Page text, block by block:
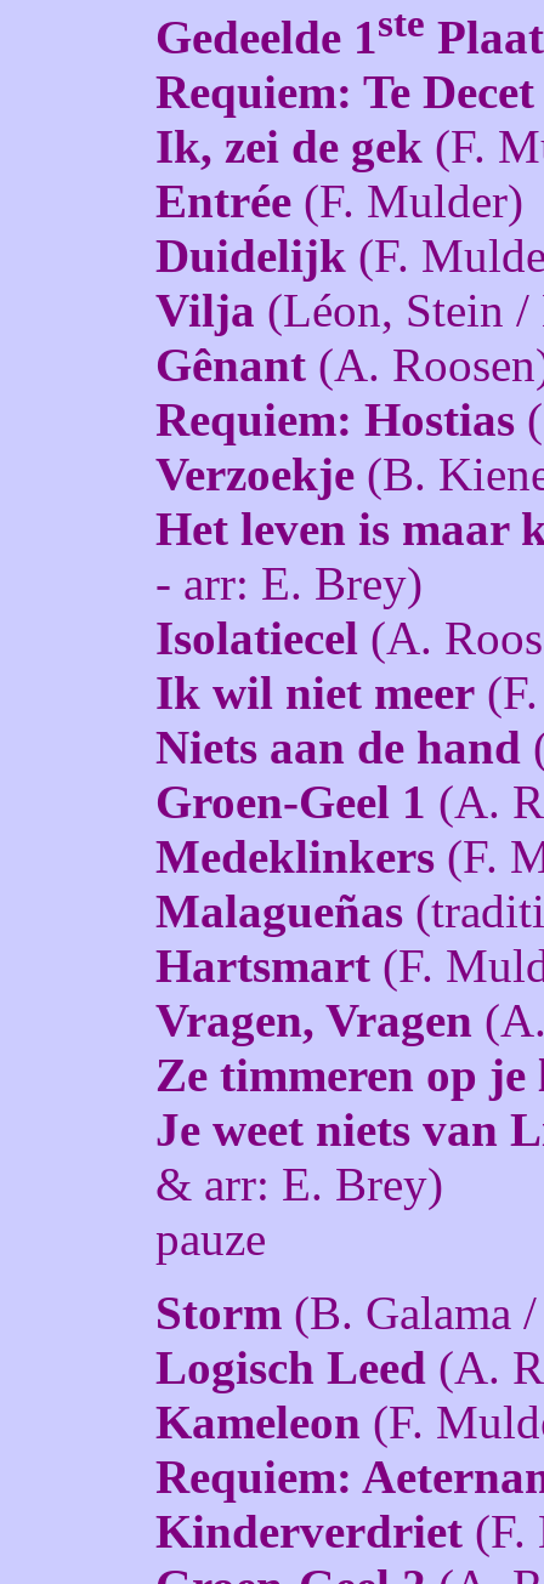
Gedeelde 1ste
Requiem: Te Decet
Ik, zei de gek (F.
Entrée (F. Mulder)
Duidelijk (F.
Vilja (Léon, Stein /
Gênant (A.
Requiem: Hostias
Verzoekje (B.
Het leven is maar
- arr: E. Brey)
Isolatiecel (A.
Ik wil niet meer
Niets aan de hand
Groen-Geel 1 (A.
Medeklinkers (F.
Malagueñas
Hartsmart (F.
Vragen, Vragen
Ze timmeren op je
Je weet niets van
& arr: E. Brey)
pauze
Storm (B. Galama
Logisch Leed (A.
Kameleon (F.
Requiem:
Kinderverdriet (F.